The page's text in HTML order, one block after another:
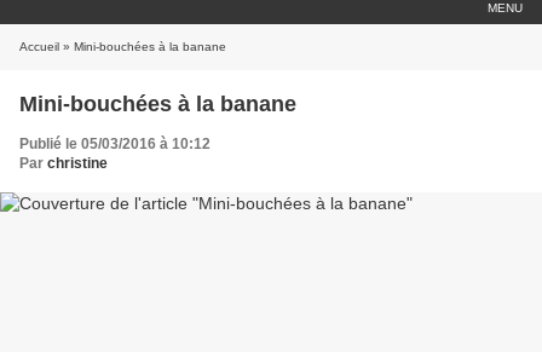
MENU
Accueil » Mini-bouchées à la banane
Mini-bouchées à la banane
Publié le 05/03/2016 à 10:12
Par christine